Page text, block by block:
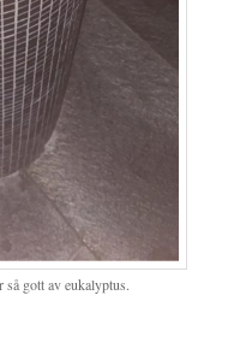
gott av eukalyptus.